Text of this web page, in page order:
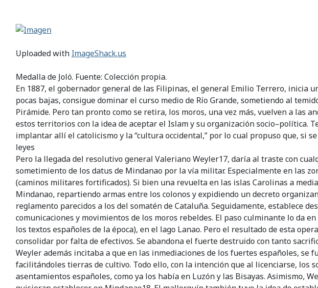
Uploaded with ImageShack.us
Medalla de Joló. Fuente: Colección propia.
En 1887, el gobernador general de las Filipinas, el general Emilio Terrero, inicia
pocas bajas, consigue dominar el curso medio de Río Grande, sometiendo al
Pirámide. Pero tan pronto como se retira, los moros, una vez más, vuelven a las
estos territorios con la idea de aceptar el Islam y su organización
implantar allí el catolicismo y la “cultura occidental,” por lo cual propuso que, si
leyes
Pero la llegada del resolutivo general Valeriano Weyler17, daría al traste con
sometimiento de los datus de Mindanao por la vía militar. Especialmente en las
(caminos militares fortificados). Si bien una revuelta en las islas Carolinas a
Mindanao, repartiendo armas entre los colonos y expidiendo un decreto
reglamento parecidos a los del somatén de Cataluña. Seguidamente, establece
comunicaciones y movimientos de los moros rebeldes. El paso culminante lo da
los textos españoles de la época), en el lago Lanao. Pero el resultado de esta
consolidar por falta de efectivos. Se abandona el fuerte destruido con tanto
Weyler además incitaba a que en las inmediaciones de los fuertes españoles,
facilitándoles tierras de cultivo. Todo ello, con la intención que al licenciarse, los
asentamientos españoles, como ya los había en Luzón y las Bisayas. Asimismo,